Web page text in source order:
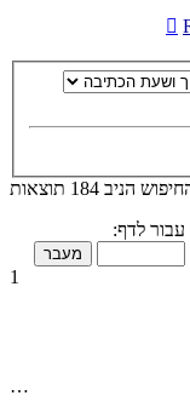
הניב 184 תוצאות
עבור לדף:
1
…